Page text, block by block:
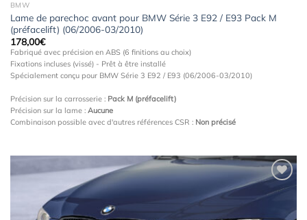
BMW
Lame de parechoc avant pour BMW Série 3 E92 / E93 Pack M
(préfacelift) (06/2006-03/2010)
178,00€
Fabriqué avec précision en ABS (6 finitions au choix)
Fixations incluses (vissé) - Prêt à être installé
Spécialement conçu pour BMW Série 3 E92 / E93 (06/2006-03/2010)
Précision sur la carrosserie : Pack M (préfacelift)
Précision sur la lame : Aucune
Combinaison possible avec d'autres références CSR : Non précisé
Ajouter